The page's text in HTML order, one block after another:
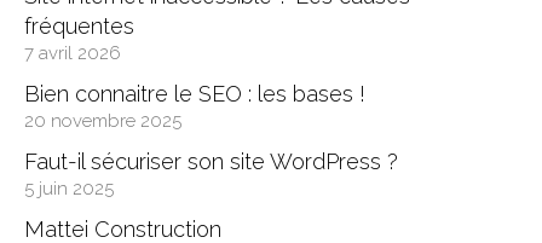
fréquentes
7 avril 2026
Bien connaitre le SEO : les bases !
20 novembre 2025
Faut-il sécuriser son site WordPress ?
5 juin 2025
Mattei Construction